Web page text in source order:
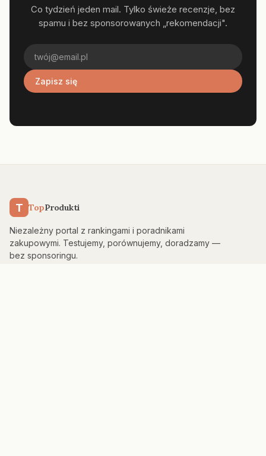
Co tydzień jeden mail. Tylko świeże recenzje, bez
spamu i bez sponsorowanych „rekomendacji".
Zapisz się
T TopProdukti
Niezależny portal z rankingami i poradnikami
zakupowymi. Testujemy, porównujemy, doradzamy —
bez sponsoringu.